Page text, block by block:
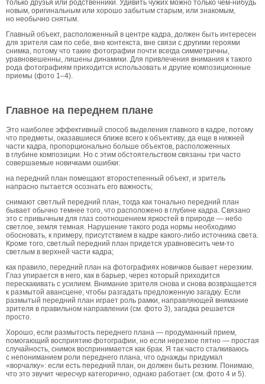
только друзья или родственники. Удивить чужих можно только чем-нибудь
новым, оригинальным или хорошо забытым старым, или знакомым,
но необычно снятым.
Главный объект, расположенный в центре кадра, должен быть интересен
для зрителя сам по себе, вне контекста, вне связи с другими героями
снимка, потому что такие фотографии почти всегда симметричны,
уравновешенны, лишены динамики. Для привлечения внимания к такого
рода фотографиям приходится использовать и другие композиционные
приемы (фото 1–4).
Главное на переднем плане
Это наиболее эффективный способ выделения главного в кадре, потому
что предметы, оказавшиеся ближе всего к объективу, да еще в нижней
части кадра, пропорционально больше объектов, расположенных
в глубине композиции. Но с этим обстоятельством связаны три часто
совершаемые новичками ошибки:
на передний план помещают второстепенный объект, и зритель
напрасно пытается осознать его важность;
снимают светлый передний план, тогда как тонально передний план
бывает обычно темнее того, что расположено в глубине кадра. Связано
это с привычным для глаз соотношением яркостей в природе — небо
светлое, земля темная. Нарушение такого рода нормы необходимо
обосновать, к примеру, присутствием в кадре какого-либо источника света.
Кроме того, светлый передний план придется уравновесить чем-то
светлым в верхней части кадра;
как правило, передний план на фотографиях новичков бывает нерезким.
Глаз упирается в него, как в барьер, через который приходится
перескакивать с усилием. Внимание зрителя снова и снова возвращается
к размытой авансцене, чтобы разгадать предложенную загадку. Если
размытый передний план играет роль рамки, направляющей внимание
зрителя в правильном направлении (см. фото 3), загадка решается
просто.
Хорошо, если размытость переднего плана — продуманный прием,
помогающий восприятию фотографии, но если нерезкое пятно — простая
случайность, снимок воспринимается как брак. Я так часто сталкиваюсь
с непониманием роли переднего плана, что однажды придумал
«ворчалку»: если есть передний план, он должен быть резким. Понимаю,
что это звучит чересчур категорично, однако работает (см. фото 4 и 5).